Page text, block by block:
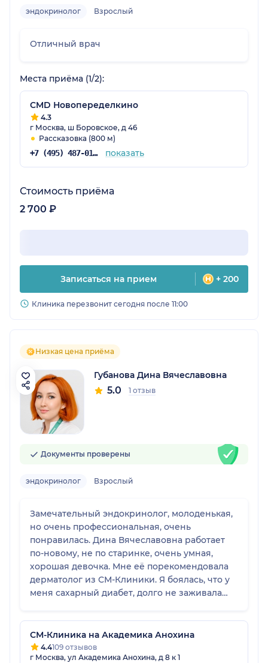
эндокринолог Взрослый
Отличный врач
Места приёма (1/2):
CMD Новопеределкино
4.3
г Москва, ш Боровское, д 46
Рассказовка (800 м)
+7 (495) 487-01-38 показать
Стоимость приёма
2 700 ₽
Записаться на прием + 200
Клиника перезвонит сегодня после 11:00
Низкая цена приёма
Губанова Дина Вячеславовна
5.0 1 отзыв
Документы проверены
эндокринолог Взрослый
Замечательный эндокринолог, молоденькая,
но очень профессиональная, очень
понравилась. Дина Вячеславовна работает
по-новому, не по старинке, очень умная,
хорошая девочка. Мне её порекомендовала
дерматолог из СМ-Клиники. Я боялась, что у
меня сахарный диабет, долго не заживала
СМ-Клиника на Академика Анохина
4.4109 отзывов
г Москва, ул Академика Анохина, д 8 к 1